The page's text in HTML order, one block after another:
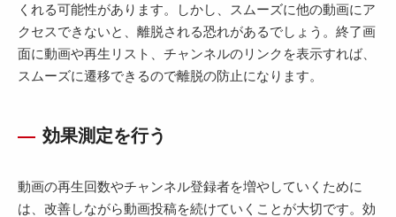
くれる可能性があります。しかし、スムーズに他の動画にア
クセスできないと、離脱される恐れがあるでしょう。終了画
面に動画や再生リスト、チャンネルのリンクを表示すれば、
スムーズに遷移できるので離脱の防止になります。
効果測定を行う
動画の再生回数やチャンネル登録者を増やしていくために
は、改善しながら動画投稿を続けていくことが大切です。効